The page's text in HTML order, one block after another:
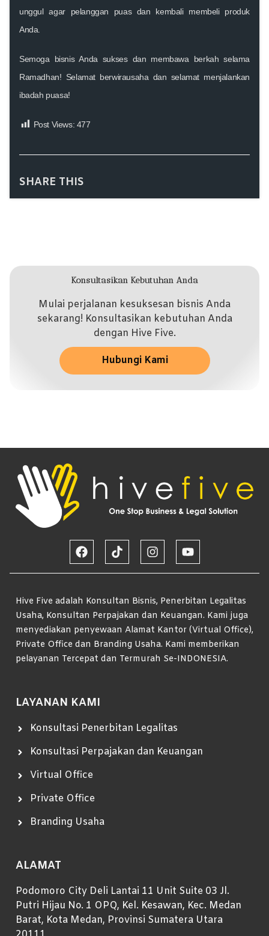
unggul agar pelanggan puas dan kembali membeli produk
Anda.
Semoga bisnis Anda sukses dan membawa berkah selama
Ramadhan! Selamat berwirausaha dan selamat menjalankan
ibadah puasa!
Post Views: 477
SHARE THIS
Konsultasikan Kebutuhan Anda
Mulai perjalanan kesuksesan bisnis Anda
sekarang! Konsultasikan kebutuhan Anda
dengan Hive Five.
Hubungi Kami
Hive Five adalah Konsultan Bisnis, Penerbitan Legalitas
Usaha, Konsultan Perpajakan dan Keuangan. Kami juga
menyediakan penyewaan Alamat Kantor (Virtual Office),
Private Office dan Branding Usaha. Kami memberikan
pelayanan Tercepat dan Termurah Se-INDONESIA.
LAYANAN KAMI
Konsultasi Penerbitan Legalitas
Konsultasi Perpajakan dan Keuangan
Virtual Office
Private Office
Branding Usaha
ALAMAT
Podomoro City Deli Lantai 11 Unit Suite 03 Jl.
Putri Hijau No. 1 OPQ, Kel. Kesawan, Kec. Medan
Barat, Kota Medan, Provinsi Sumatera Utara